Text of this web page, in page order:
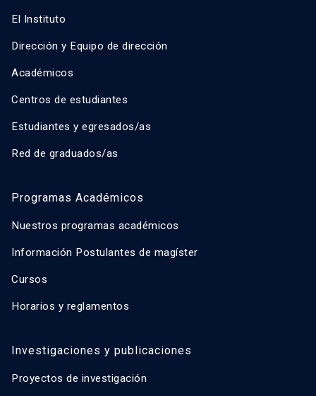
El Instituto
Dirección y Equipo de dirección
Académicos
Centros de estudiantes
Estudiantes y egresados/as
Red de graduados/as
Programas Académicos
Nuestros programas académicos
Información Postulantes de magíster
Cursos
Horarios y reglamentos
Investigaciones y publicaciones
Proyectos de investigación